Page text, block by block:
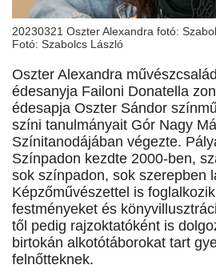
20230321 Oszter Alexandra fotó:
Fotó: Szabolcs László
Oszter Alexandra
édesanyja Failoni Donatella
édesapja Oszter Sándor
színi tanulmányait Gór Nagy
Színitanodájában végezte.
Színpadon kezdte 2000-ben,
sok színpadon, sok szerepben
Képzőművészettel is
festményeket és
től pedig rajzoktatóként is
birtokán alkotótáborokat tart
felnőtteknek.